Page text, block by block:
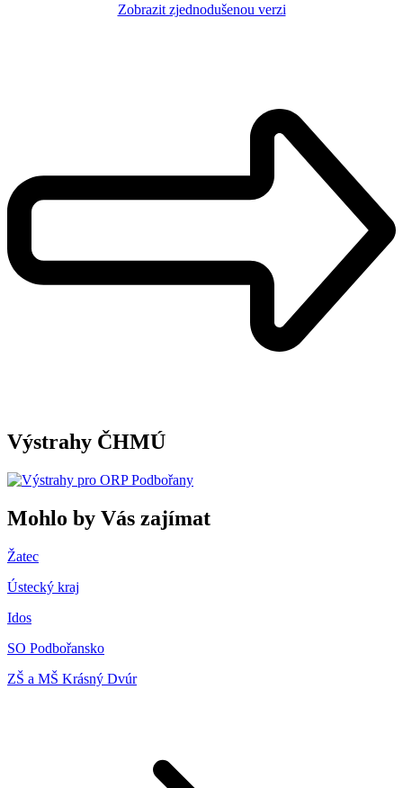
Zobrazit zjednodušenou verzi
Výstrahy ČHMÚ
Mohlo by Vás zajímat
Žatec
Ústecký kraj
Idos
SO Podbořansko
ZŠ a MŠ Krásný Dvúr